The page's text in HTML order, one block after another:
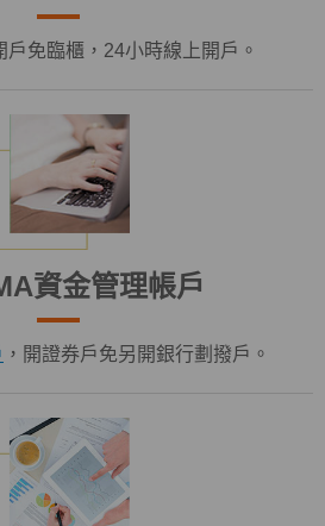
戶免臨櫃，24小時線上開戶。
資金管理帳戶
，開證券戶免另開銀行劃撥戶。